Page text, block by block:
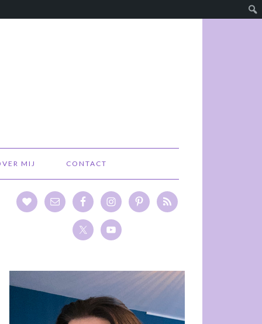
MIJ CONTACT